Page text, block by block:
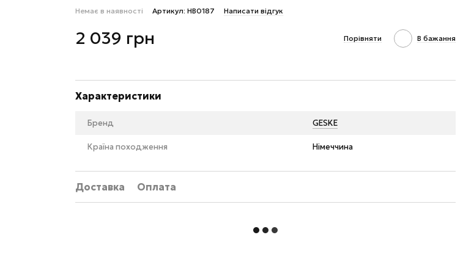
Немає в наявності Артикул: HB0187 Написати відгук
2 039 грн Порівняти В бажання
Характеристики
Бренд GESKE
Країна походження Німеччина
Доставка Оплата